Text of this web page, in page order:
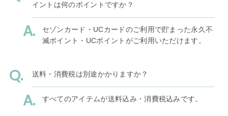
イントは何のポイントですか？
セゾンカード・UCカードのご利用で貯まった永久不
滅ポイント・UCポイントがご利用いただけます。
送料・消費税は別途かかりますか？
すべてのアイテムが送料込み・消費税込みです。